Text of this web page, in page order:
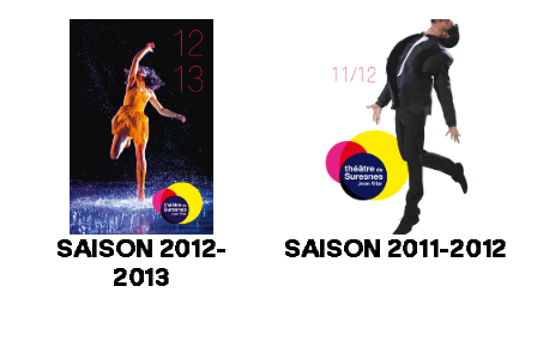
SAISON 2012-
2013
SAISON 2011-2012